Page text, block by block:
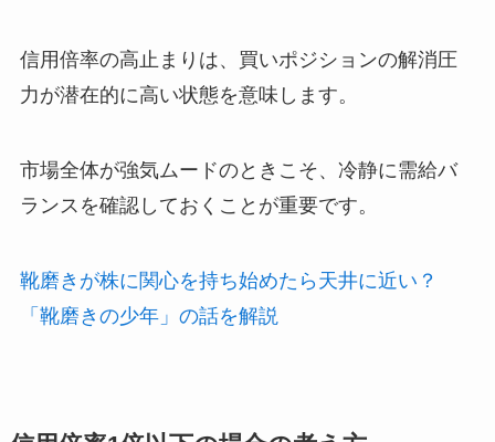
信用倍率の高止まりは、買いポジションの解消圧
力が潜在的に高い状態を意味します。
市場全体が強気ムードのときこそ、冷静に需給バ
ランスを確認しておくことが重要です。
靴磨きが株に関心を持ち始めたら天井に近い？
「靴磨きの少年」の話を解説